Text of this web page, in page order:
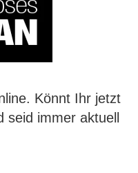
Könnt Ihr jetzt
seid immer aktuell